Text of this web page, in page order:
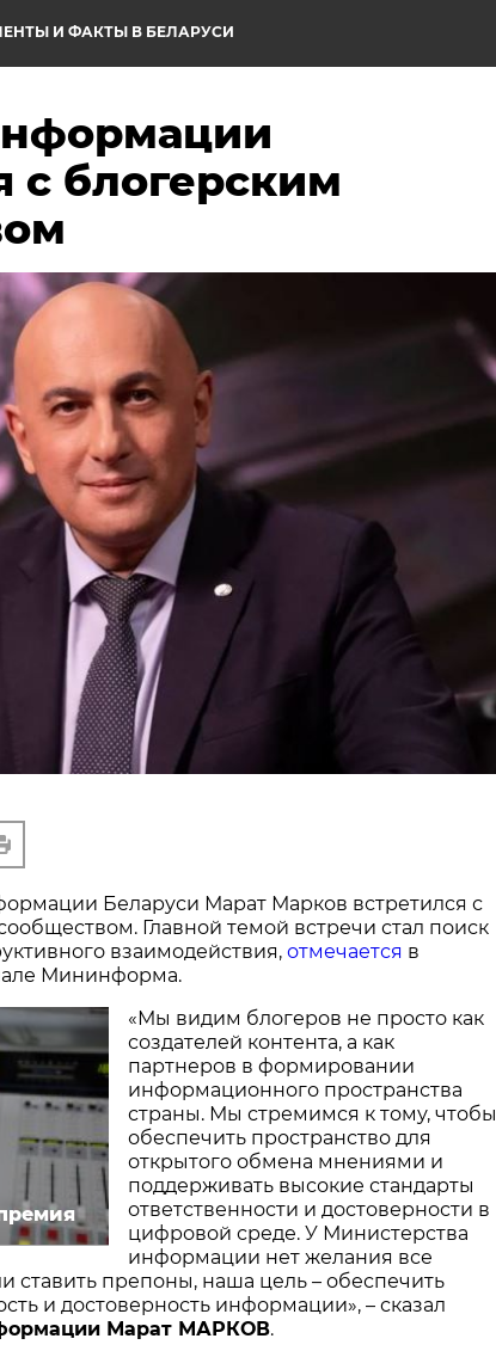
И ФАКТЫ В БЕЛАРУСИ
с блогерским
Беларуси Марат Марков встретился с
Главной темой встречи стал поиск
взаимодействия, отмечается в
Мининформа.
«Мы видим блогеров не просто как
создателей контента, а как
партнеров в формировании
информационного пространства
страны. Мы стремимся к тому, чтобы
обеспечить пространство для
открытого обмена мнениями и
поддерживать высокие стандарты
ответственности и достоверности в
цифровой среде. У Министерства
информации нет желания все
ставить препоны, наша цель – обеспечить
и достоверность информации», – сказал
Марат МАРКОВ.